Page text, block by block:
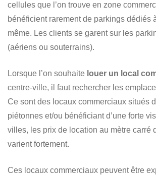
cellules que l’on trouve en zone
bénéficient rarement de parkings dédiés
même. Les clients se garent sur les
(aériens ou souterrains).
Lorsque l’on souhaite louer un local
centre-ville, il faut rechercher les
Ce sont des locaux commerciaux situés
piétonnes et/ou bénéficiant d’une forte
villes, les prix de location au mètre carré
varient fortement.
Ces locaux commerciaux peuvent être